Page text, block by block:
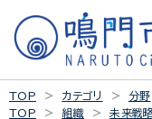
TOP カテゴリ 分野
TOP
組織 未来戦